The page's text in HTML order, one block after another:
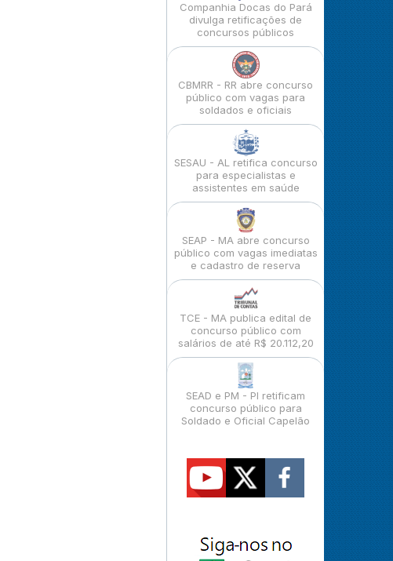
Companhia Docas do Pará
divulga retificações de
concursos públicos
CBMRR - RR abre concurso
público com vagas para
soldados e oficiais
SESAU - AL retifica concurso
para especialistas e
assistentes em saúde
SEAP - MA abre concurso
público com vagas imediatas
e cadastro de reserva
TCE - MA publica edital de
concurso público com
salários de até R$ 20.112,20
SEAD e PM - PI retificam
concurso público para
Soldado e Oficial Capelão